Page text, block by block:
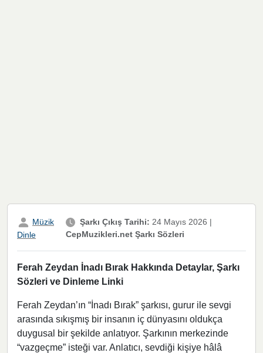
Müzik
Dinle
Şarkı Çıkış Tarihi: 24 Mayıs 2026 |
CepMuzikleri.net Şarkı Sözleri
Ferah Zeydan İnadı Bırak Hakkında Detaylar, Şarkı
Sözleri ve Dinleme Linki
Ferah Zeydan’ın “İnadı Bırak” şarkısı, gurur ile sevgi
arasında sıkışmış bir insanın iç dünyasını oldukça
duygusal bir şekilde anlatıyor. Şarkının merkezinde
“vazgeçme” isteği var. Anlatıcı, sevdiği kişiye hâlâ